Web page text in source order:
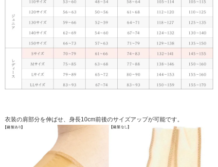
衣装の肩部分を伸ばせ、身長10cm前後のサイズアップが可能です。